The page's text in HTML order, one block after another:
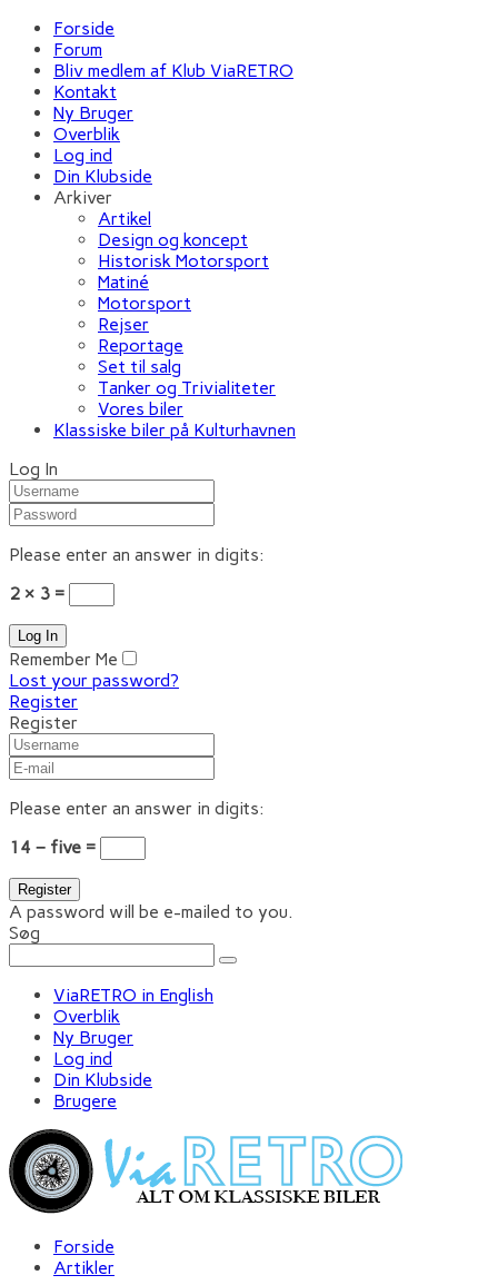
Forside
Forum
Bliv medlem af Klub ViaRETRO
Kontakt
Ny Bruger
Overblik
Log ind
Din Klubside
Arkiver
Artikel
Design og koncept
Historisk Motorsport
Matiné
Motorsport
Rejser
Reportage
Set til salg
Tanker og Trivialiteter
Vores biler
Klassiske biler på Kulturhavnen
Log In
Please enter an answer in digits:
2 × 3 =
Remember Me
Lost your password?
Register
Register
Please enter an answer in digits:
14 − five =
A password will be e-mailed to you.
Søg
ViaRETRO in English
Overblik
Ny Bruger
Log ind
Din Klubside
Brugere
Forside
Artikler